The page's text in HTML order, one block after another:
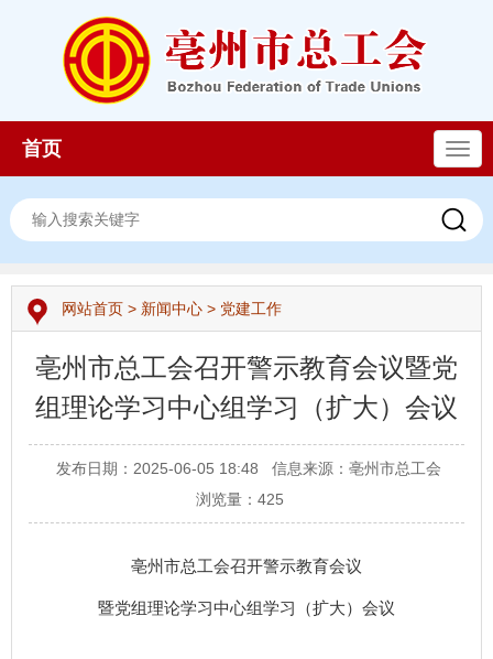
导
航
首页
网站首页 > 新闻中心 > 党建工作
亳州市总工会召开警示教育会议暨党
组理论学习中心组学习（扩大）会议
发布日期：2025-06-05 18:48
信息来源：亳州市总工会
浏览量： 425
亳州市总工会召开警示教育会议
暨党组理论学习中心组学习（扩大）会议